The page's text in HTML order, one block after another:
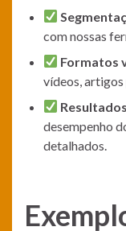
com nossas
Formatos
vídeos, artigos
desempenho
detalhados.